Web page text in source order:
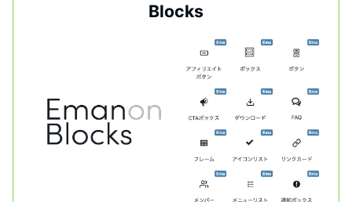
Blocks